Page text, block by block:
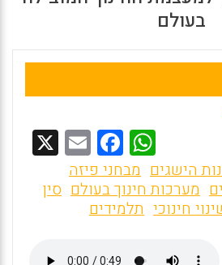
בעולם
W
h
at
s
A
F
a
ce
b
o
E
m
ai
הישגים מבחני פיזה
מערכות חינוך בעולם סין
חינוכי תלמידים